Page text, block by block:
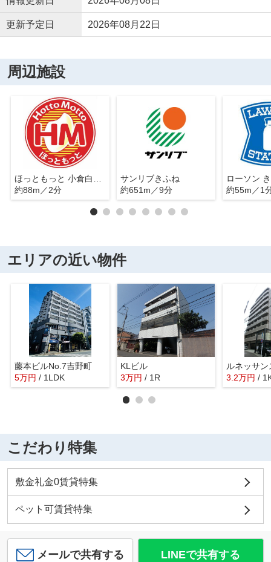
更新予定日 2026年08月22日
周辺施設
約88m／2分
サンリブきふね
約651m／9分
ローソン
約55m／1
エリアの近い物件
藤本ビルNo.7吉野町
5万円 / 1LDK
KLビル
3万円 / 1R
ルネッサ
3.2万円 /
こだわり特集
敷金礼金0賃貸特集
ペット可賃貸特集
メールで共有する LINEで共有する